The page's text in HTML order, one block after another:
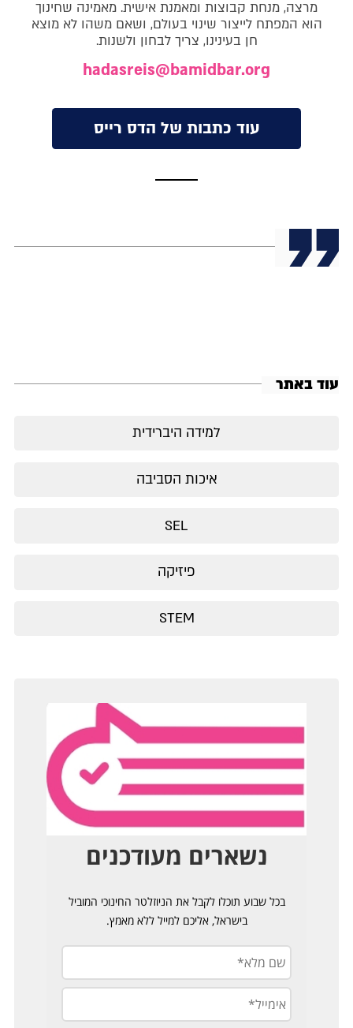
מרצה, מנחת קבוצות ומאמנת אישית. מאמינה שחינוך
הוא המפתח לייצור שינוי בעולם, ושאם משהו לא מוצא
חן בעינינו, צריך לבחון ולשנות.
hadasreis@bamidbar.org
עוד כתבות של הדס רייס
עוד באתר
למידה היברידית
איכות הסביבה
SEL
פיזיקה
STEM